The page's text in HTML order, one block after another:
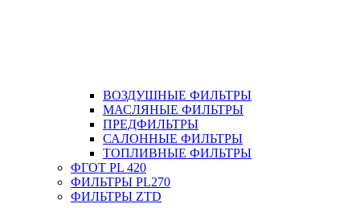
ВОЗДУШНЫЕ ФИЛЬТРЫ
МАСЛЯНЫЕ ФИЛЬТРЫ
ПРЕДФИЛЬТРЫ
САЛОННЫЕ ФИЛЬТРЫ
ТОПЛИВНЫЕ ФИЛЬТРЫ
ФГОТ PL 420
ФИЛЬТРЫ PL270
ФИЛЬТРЫ ZTD